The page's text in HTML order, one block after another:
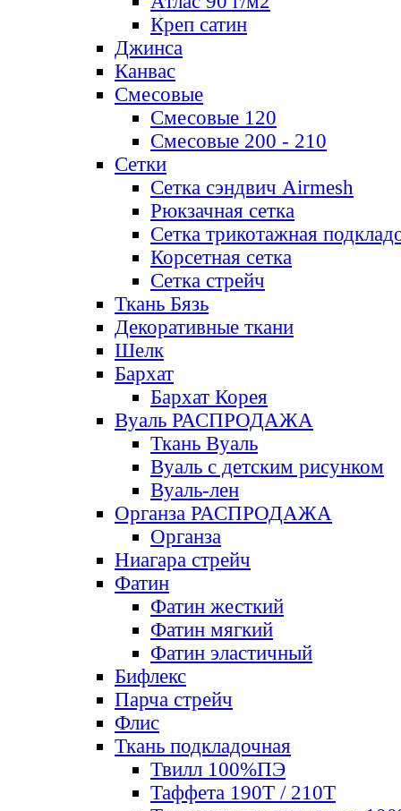
Креп сатин
Джинса
Канвас
Смесовые
Смесовые 120
Смесовые 200 - 210
Сетки
Сетка сэндвич Airmesh
Рюкзачная сетка
Сетка трикотажная
Корсетная сетка
Сетка стрейч
Ткань Бязь
Декоративные ткани
Шелк
Бархат
Бархат Корея
Вуаль РАСПРОДАЖА
Ткань Вуаль
Вуаль с детским рисунком
Вуаль-лен
Органза РАСПРОДАЖА
Органза
Ниагара стрейч
Фатин
Фатин жесткий
Фатин мягкий
Фатин элаcтичный
Бифлекс
Парча стрейч
Флис
Ткань подкладочная
Твилл 100%ПЭ
Таффета 190Т / 210Т